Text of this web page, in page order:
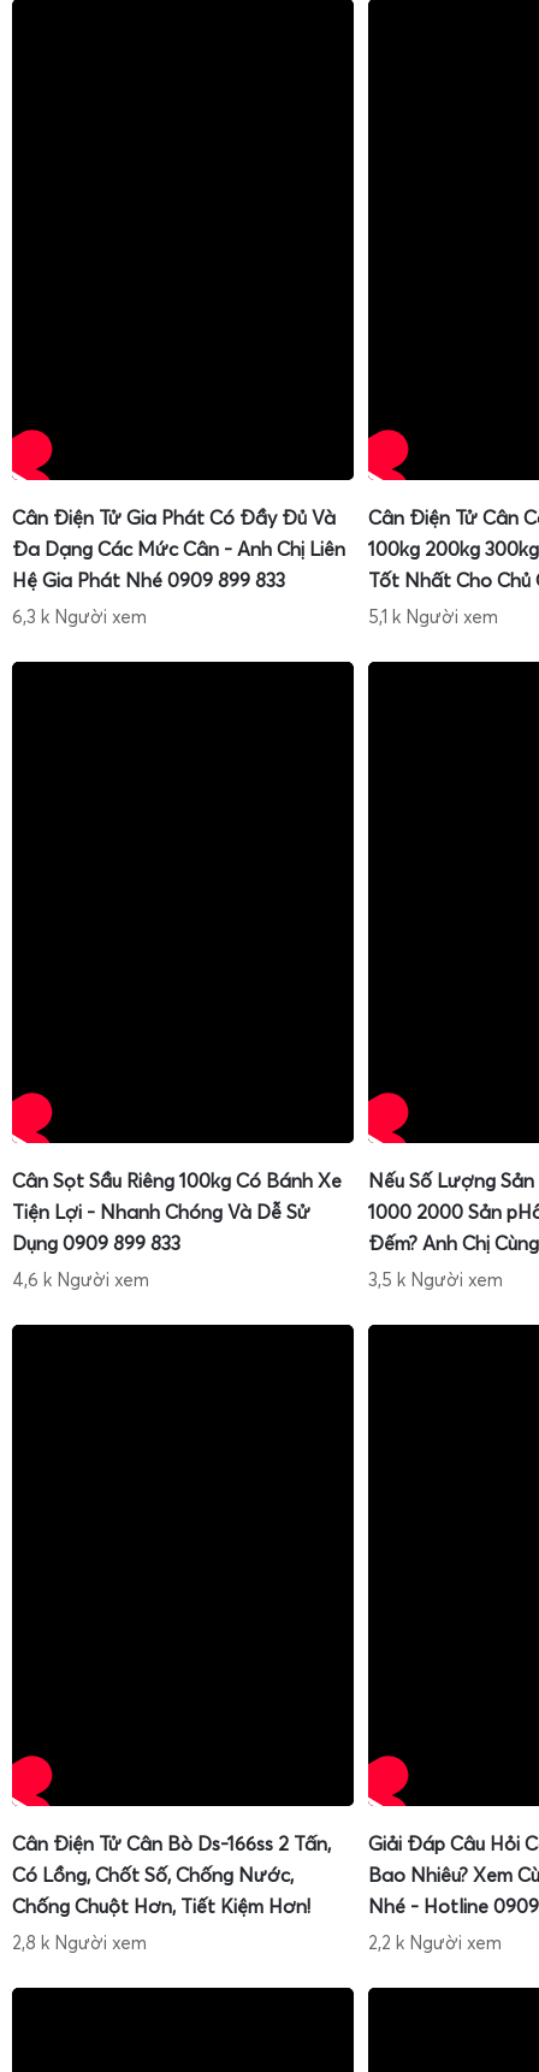
Cân Điện Tử Gia Phát Có Đầy Đủ Và
Đa Dạng Các Mức Cân - Anh Chị Liên
Hệ Gia Phát Nhé 0909 899 833
6,3 k Người xem
Cân Điện Tử Cân
100kg 200kg
Tốt Nhất Cho Chủ
5,1 k Người xem
Cân Sọt Sầu Riêng 100kg Có Bánh Xe
Tiện Lợi - Nhanh Chóng Và Dễ Sử
Dụng 0909 899 833
4,6 k Người xem
Nếu Số Lượng
1000 2000 Sản
Đếm? Anh Chị
3,5 k Người xem
Cân Điện Tử Cân Bò Ds-166ss 2 Tấn,
Có Lồng, Chốt Số, Chống Nước,
Chống Chuột Hơn, Tiết Kiệm Hơn!
2,8 k Người xem
Giải Đáp Câu Hỏi
Bao Nhiêu? Xem
Nhé - Hotline
2,2 k Người xem